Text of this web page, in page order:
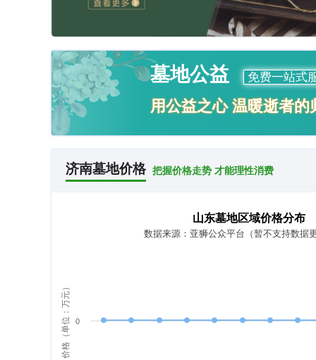
墓地公益 免费一站式
用公益之心 温暖逝者
济南墓地价格 把握价格走势 才能理性消费
价格（单位：万元）
山东墓地区域价格分布
数据来源：亚狮公众平台（暂不支持数据
0